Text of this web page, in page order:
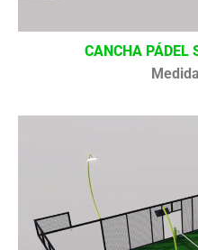
CANCHA PÁDEL